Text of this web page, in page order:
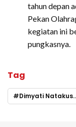
tahun depan
Pekan
kegiatan ini
pungkasnya.
Tag
Dimyati Natakusumah